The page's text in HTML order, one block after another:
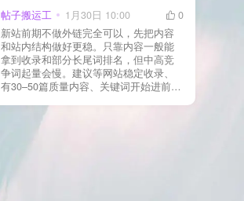
则
手。 2) 什么情况下“等”是没用的？ 以下
情况基本不会靠时间自动解决：页面几
乎没有内链（孤立页）、内容与站内已
有页面高度相似、canonical 指向了别的
URL、同一主题短时间发布太多相似文
章。 这种情况下，Google 已经抓取，但
判断“当前不值得进入索引”。 3) 最有效
的人工干预方式（不折腾） 优先做这 3
件事：加内链、从相关旧文章或栏目页
即可。 4) 什么“干预动作”反而容易适得
帖子搬运工 1月30日 10:00
0
新站前期不做外链完全可以，先把内容
和站内结构做好更稳。只靠内容一般能
拿到收录和部分长尾词排名，但中高竞
争词起量会慢。建议等网站稳定收录、
有30–50篇质量内容、关键词开始进前
链/引用型，别一上来追数量。👍